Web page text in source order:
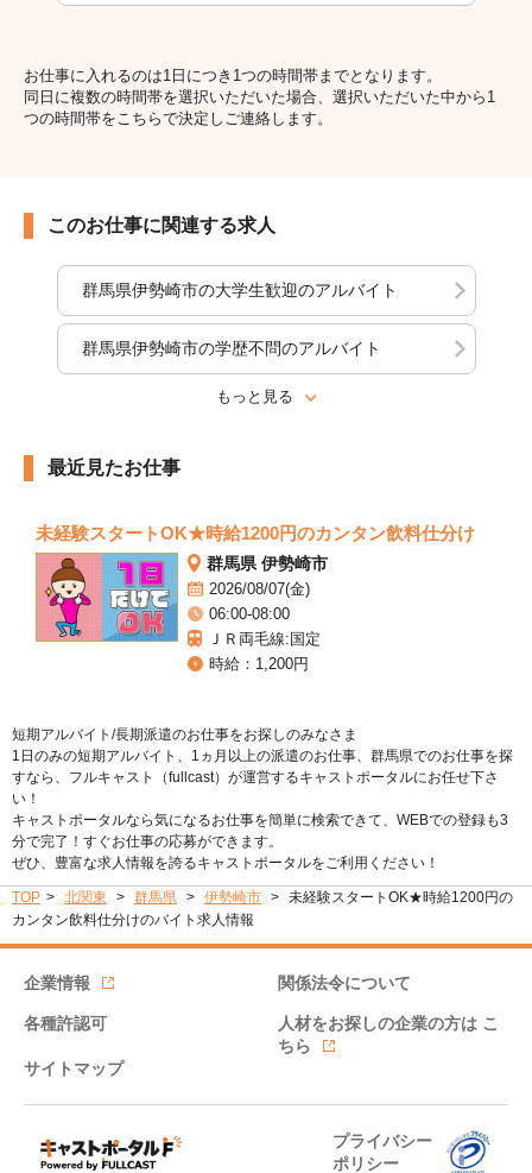
お仕事に入れるのは1日につき1つの時間帯までとなります。
同日に複数の時間帯を選択いただいた場合、選択いただいた中から1
つの時間帯をこちらで決定しご連絡します。
このお仕事に関連する求人
群馬県伊勢崎市の大学生歓迎のアルバイト
群馬県伊勢崎市の学歴不問のアルバイト
もっと見る
最近見たお仕事
未経験スタートOK★時給1200円のカンタン飲料仕分け
群馬県 伊勢崎市
2026/08/07(金)
06:00-08:00
ＪＲ両毛線:国定
時給：1,200円
短期アルバイト/長期派遣のお仕事をお探しのみなさま
1日のみの短期アルバイト、1ヵ月以上の派遣のお仕事、群馬県でのお仕事を探
すなら、フルキャスト（fullcast）が運営するキャストポータルにお任せ下さ
い！
キャストポータルなら気になるお仕事を簡単に検索できて、WEBでの登録も3
分で完了！すぐお仕事の応募ができます。
ぜひ、豊富な求人情報を誇るキャストポータルをご利用ください！
TOP 北関東 群馬県 伊勢崎市
未経験スタートOK★時給1200円の
カンタン飲料仕分けのバイト求人情報
企業情報 関係法令について
各種許認可 人材をお探しの企業の方は こ
ちら
サイトマップ
プライバシー
ポリシー